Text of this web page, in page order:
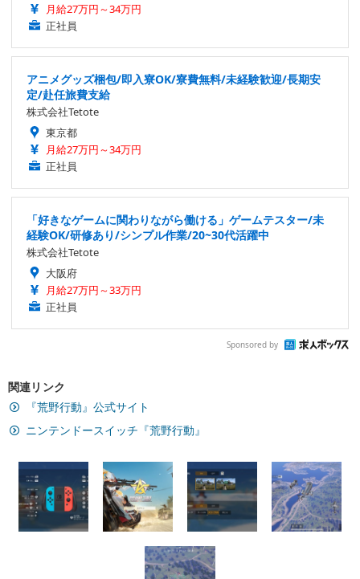
月給27万円～34万円
正社員
アニメグッズ梱包/即入寮OK/寮費無料/未経験歓迎/長期安
定/赴任旅費支給
株式会社Tetote
東京都
月給27万円～34万円
正社員
「好きなゲームに関わりながら働ける」ゲームテスター/未
経験OK/研修あり/シンプル作業/20~30代活躍中
株式会社Tetote
大阪府
月給27万円～33万円
正社員
Sponsored by
関連リンク
『荒野行動』公式サイト
ニンテンドースイッチ『荒野行動』